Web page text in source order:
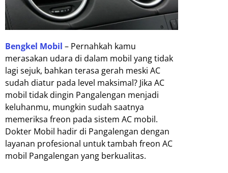
Bengkel Mobil – Pernahkah kamu
merasakan udara di dalam mobil yang tidak
lagi sejuk, bahkan terasa gerah meski AC
sudah diatur pada level maksimal? Jika AC
mobil tidak dingin Pangalengan menjadi
keluhanmu, mungkin sudah saatnya
memeriksa freon pada sistem AC mobil.
Dokter Mobil hadir di Pangalengan dengan
layanan profesional untuk tambah freon AC
mobil Pangalengan yang berkualitas.